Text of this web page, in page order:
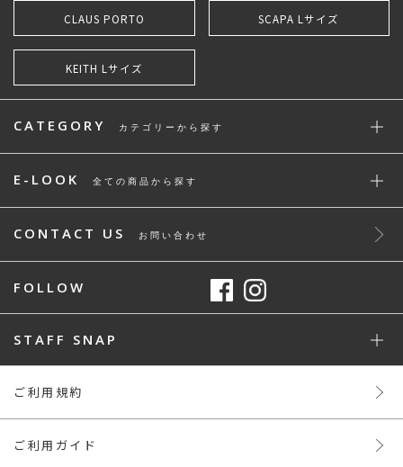
CLAUS PORTO SCAPA Lサイズ
KEITH Lサイズ
CATEGORY カテゴリーから探す
E-LOOK 全ての商品から探す
CONTACT US お問い合わせ
FOLLOW
STAFF SNAP
ご利用規約
ご利用ガイド